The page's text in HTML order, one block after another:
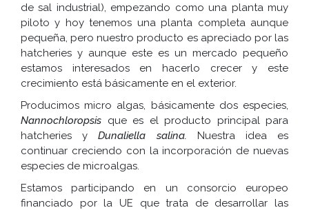
de sal industrial), empezando como una planta muy
piloto y hoy tenemos una planta completa aunque
pequeña, pero nuestro producto es apreciado por las
hatcheries y aunque este es un mercado pequeño
estamos interesados en hacerlo crecer y este
crecimiento está básicamente en el exterior.
Producimos micro algas, básicamente dos especies,
Nannochloropsis que es el producto principal para
hatcheries yDunaliella salina. Nuestra idea es
continuar creciendo con la incorporación de nuevas
especies de microalgas.
Estamos participando en un consorcio europeo
financiado por la UE que trata de desarrollar las